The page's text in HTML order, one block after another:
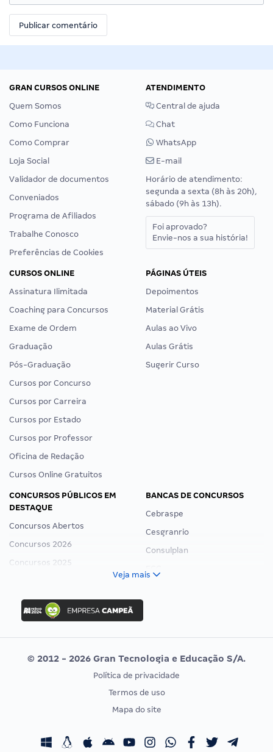
GRAN CURSOS ONLINE
Quem Somos
Como Funciona
Como Comprar
Loja Social
Validador de documentos
Conveniados
Programa de Afiliados
Trabalhe Conosco
Preferências de Cookies
ATENDIMENTO
Central de ajuda
Chat
WhatsApp
E-mail
Horário de atendimento:
segunda a sexta (8h às 20h),
sábado (9h às 13h).
Foi aprovado?
Envie-nos a sua história!
CURSOS ONLINE
Assinatura Ilimitada
Coaching para Concursos
Exame de Ordem
Graduação
Pós-Graduação
Cursos por Concurso
Cursos por Carreira
Cursos por Estado
Cursos por Professor
Oficina de Redação
Cursos Online Gratuitos
PÁGINAS ÚTEIS
Depoimentos
Material Grátis
Aulas ao Vivo
Aulas Grátis
Sugerir Curso
CONCURSOS PÚBLICOS EM
DESTAQUE
Concursos Abertos
Concursos 2026
Concursos 2025
Concurso Ibama
Concurso MPU
Editais publicados
BANCAS DE CONCURSOS
Cebraspe
Cesgranrio
Consulplan
Vunesp
CONCURSOS POR PROFISSÃO
Concursos Fiscais
EXAME DE ORDEM
Calendário OAB
Veja mais
© 2012 - 2026 Gran Tecnologia e Educação S/A.
Política de privacidade
Termos de uso
Mapa do site